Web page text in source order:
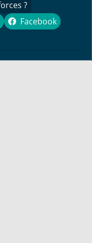
?
Facebook
Facebook